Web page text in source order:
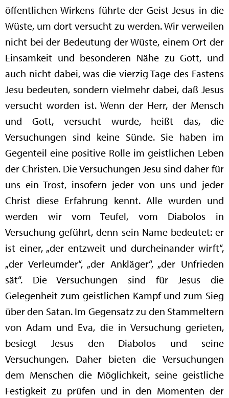
öffentlichen Wirkens führte der Geist Jesus in die
Wüste, um dort versucht zu werden. Wir verweilen
nicht bei der Bedeutung der Wüste, einem Ort der
Einsamkeit und besonderen Nähe zu Gott, und
auch nicht dabei, was die vierzig Tage des Fastens
Jesu bedeuten, sondern vielmehr dabei, daß Jesus
versucht worden ist. Wenn der Herr, der Mensch
und Gott, versucht wurde, heißt das, die
Versuchungen sind keine Sünde. Sie haben im
Gegenteil eine positive Rolle im geistlichen Leben
der Christen. Die Versuchungen Jesu sind daher für
uns ein Trost, insofern jeder von uns und jeder
Christ diese Erfahrung kennt. Alle wurden und
werden wir vom Teufel, vom Diabolos in
Versuchung geführt, denn sein Name bedeutet: er
ist einer, „der entzweit und durcheinander wirft“,
„der Verleumder“, „der Ankläger“, „der Unfrieden
sät“. Die Versuchungen sind für Jesus die
Gelegenheit zum geistlichen Kampf und zum Sieg
über den Satan. Im Gegensatz zu den Stammeltern
von Adam und Eva, die in Versuchung gerieten,
besiegt Jesus den Diabolos und seine
Versuchungen. Daher bieten die Versuchungen
dem Menschen die Möglichkeit, seine geistliche
Festigkeit zu prüfen und in den Momenten der